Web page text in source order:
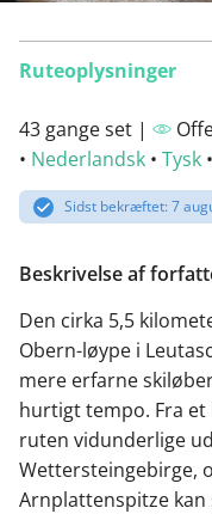
Ruteoplysninger
43 gange set |
• Nederlandsk • Tysk •
Sidst bekræftet: 7
Beskrivelse af
Den cirka 5,5
Obern-løype i
mere erfarne
hurtigt tempo. Fra
ruten vidunderlige
Wettersteingebirge,
Arnplattenspitze kan